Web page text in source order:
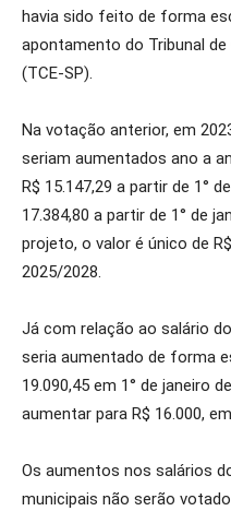
havia sido feito de forma
apontamento do Tribunal
(TCE-SP).
Na votação anterior, em
seriam aumentados ano a
R$ 15.147,29 a partir de 1°
17.384,80 a partir de 1° de
projeto, o valor é único de
2025/2028.
Já com relação ao salário
seria aumentado de forma
19.090,45 em 1° de janeiro
aumentar para R$ 16.000,
Os aumentos nos salários
municipais não serão